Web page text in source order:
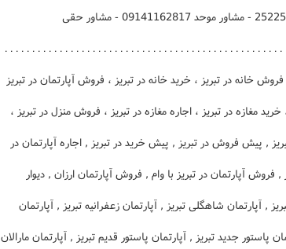
6 طبقه تک واحدی - کد فایل 25225 - مشاور موحد 09141162817 - مشاور حقی
09141166406 – 04133375005 - . . . . . . . . . . . . . . . . . . . . . . . . . . . . . . . . . . . . . . . . . . . . . .
خانه در تبریز ، خرید خانه در تبریز ، فروش آپارتمان در تبریز
مغازه در تبریز ، اجاره مغازه در تبریز ، فروش منزل در تبریز ،
, پیش فروش در تبریز , پیش خرید در تبریز , اجاره آپارتمان در
فروش آپارتمان در تبریز با وام , فروش آپارتمان ارزان , دیوار
, آپارتمان شاهگلی تبریز , آپارتمان زعفرانیه تبریز , آپارتمان
پاستور جدید تبریز , آپارتمان پاستور قدیم تبریز , آپارتمان مارالان